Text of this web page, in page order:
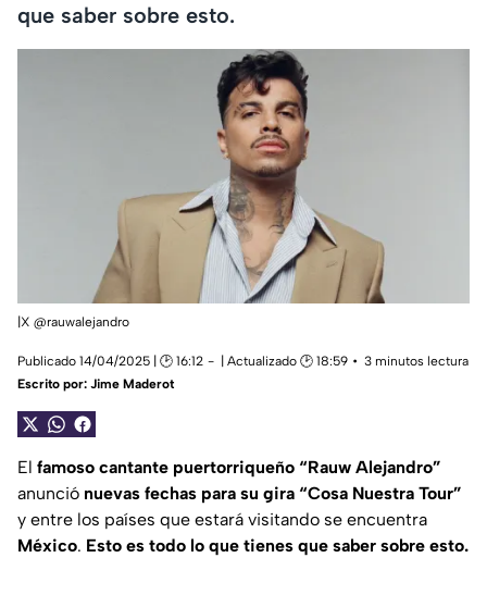
que saber sobre esto.
|X @rauwalejandro
Publicado 14/04/2025 | 🕑 16:12 | Actualizado 🕑 18:59
3 minutos lectura
Escrito por: Jime Maderot
El famoso cantante puertorriqueño “Rauw Alejandro”
anunció nuevas fechas para su gira “Cosa Nuestra Tour”
y entre los países que estará visitando se encuentra
México. Esto es todo lo que tienes que saber sobre esto.